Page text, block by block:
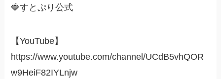
🍓すとぷり公式
【YouTube】
https://www.youtube.com/channel/UCdB5vhQOR
w9HeiF82IYLnjw